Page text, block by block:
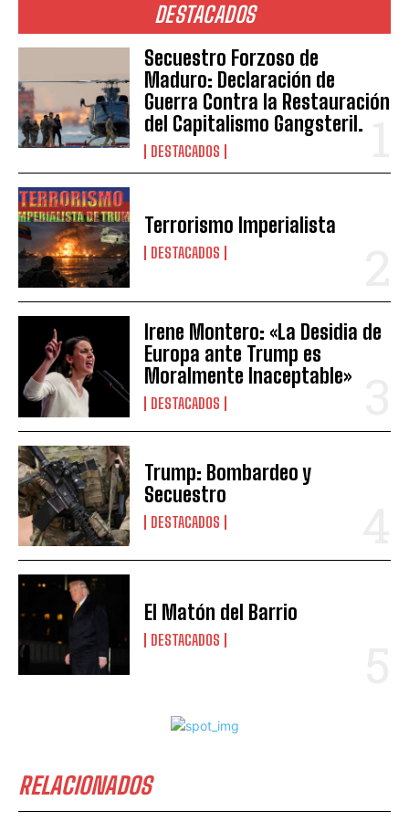
DESTACADOS
Secuestro Forzoso de
Maduro: Declaración de
Guerra Contra la Restauración
del Capitalismo Gangsteril.
DESTACADOS
Terrorismo Imperialista
DESTACADOS
Irene Montero: «La Desidia de
Europa ante Trump es
Moralmente Inaceptable»
DESTACADOS
Trump: Bombardeo y
Secuestro
DESTACADOS
El Matón del Barrio
DESTACADOS
RELACIONADOS